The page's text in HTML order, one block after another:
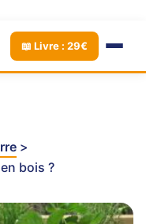
📖 Livre : 29€
bois ?